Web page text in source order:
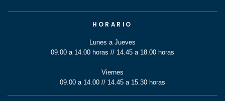
HORARIO
Lunes a Jueves
09.00 a 14.00 horas // 14.45 a 18.00 horas
Viernes
09.00 a 14.00 // 14.45 a 15.30 horas